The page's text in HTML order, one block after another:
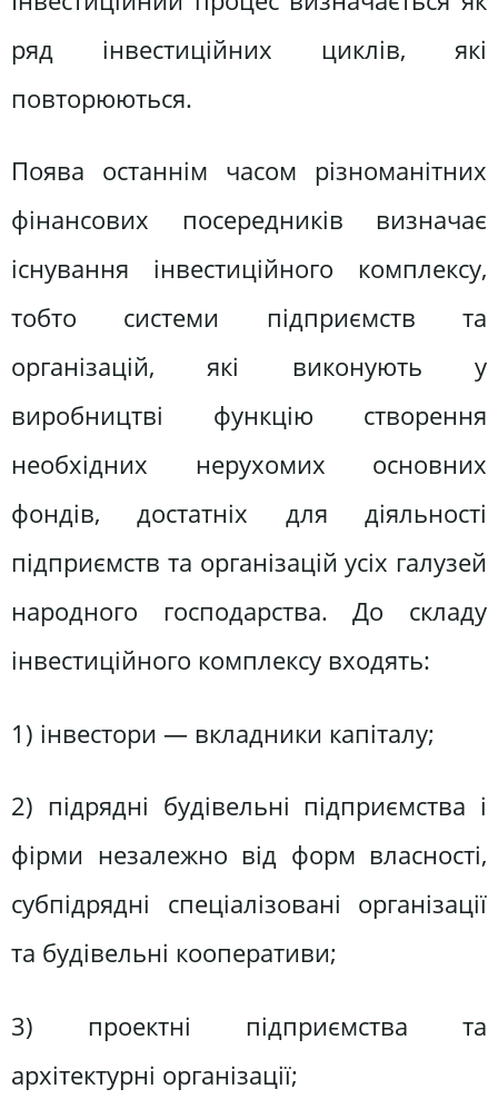
ряд інвестиційних циклів, які
повторюються.
Поява останнім часом різноманітних
фінансових посередників визначає
існування інвестиційного комплексу,
тобто системи підприємств та
організацій, які виконують у
виробництві функцію створення
необхідних нерухомих основних
фондів, достатніх для діяльності
підприємств та організацій усіх галузей
народного господарства. До складу
інвестиційного комплексу входять:
1) інвестори — вкладники капіталу;
2) підрядні будівельні підприємства і
фірми незалежно від форм власності,
субпідрядні спеціалізовані організації
та будівельні кооперативи;
3) проектні підприємства та
архітектурні організації;